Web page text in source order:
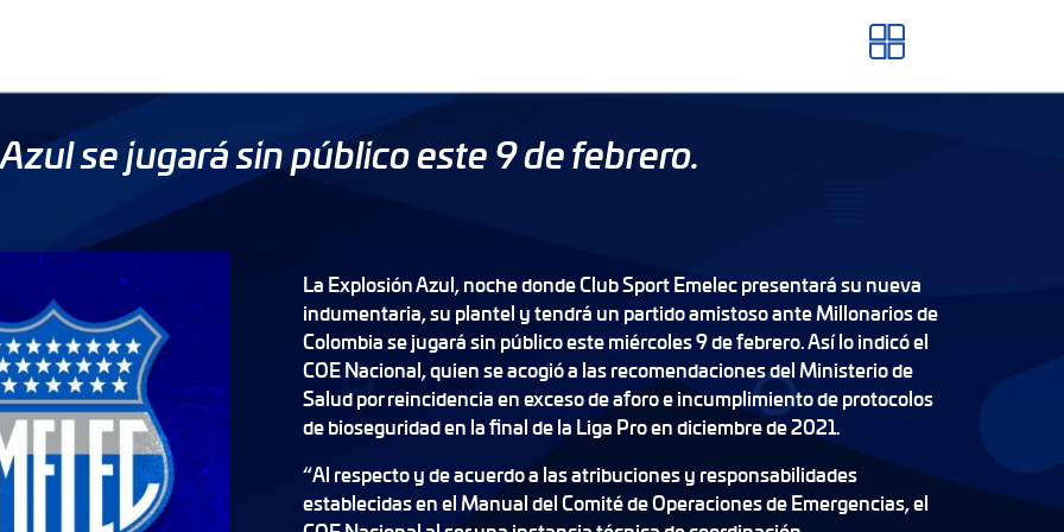
se jugará sin público este 9 de febrero.
La Explosión Azul, noche donde Club Sport Emelec presentará su nueva
indumentaria, su plantel y tendrá un partido amistoso ante Millonarios de
Colombia se jugará sin público este miércoles 9 de febrero. Así lo indicó el
COE Nacional, quien se acogió a las recomendaciones del Ministerio de
Salud por reincidencia en exceso de aforo e incumplimiento de protocolos
de bioseguridad en la final de la Liga Pro en diciembre de 2021.
“Al respecto y de acuerdo a las atribuciones y responsabilidades
establecidas en el Manual del Comité de Operaciones de Emergencias, el